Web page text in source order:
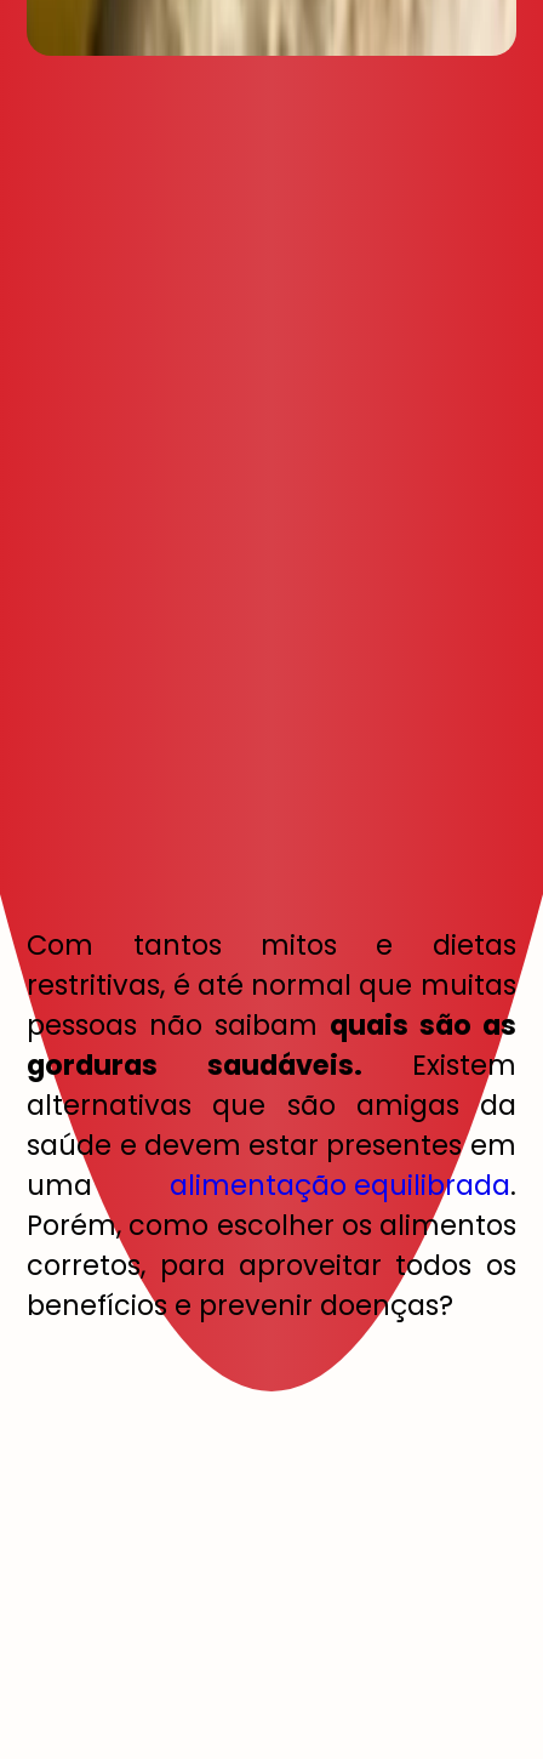
Com tantos mitos e dietas
restritivas, é até normal que muitas
pessoas não saibam quais são as
gorduras saudáveis. Existem
alternativas que são amigas da
saúde e devem estar presentes em
uma alimentação equilibrada.
Porém, como escolher os alimentos
corretos, para aproveitar todos os
benefícios e prevenir doenças?